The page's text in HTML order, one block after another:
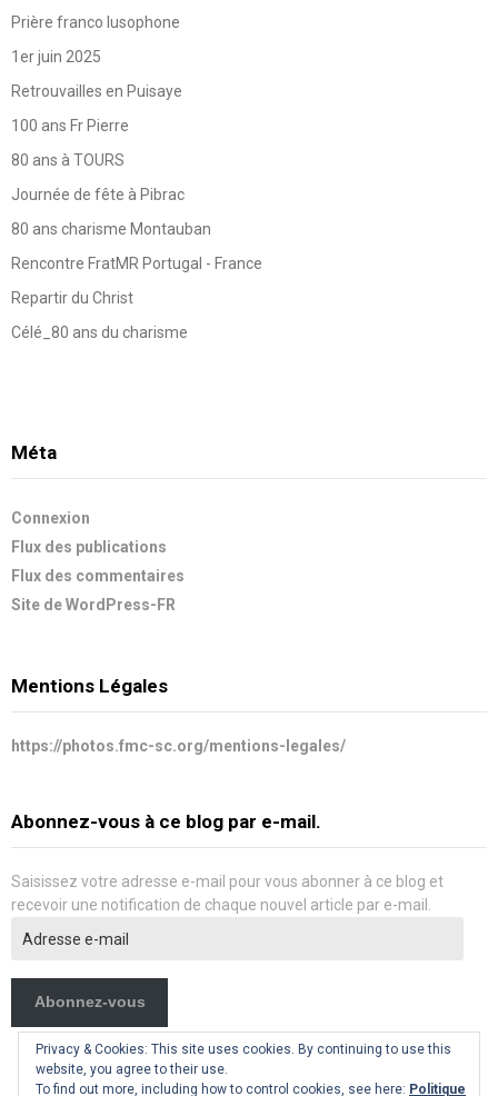
Prière franco lusophone
1er juin 2025
Retrouvailles en Puisaye
100 ans Fr Pierre
80 ans à TOURS
Journée de fête à Pibrac
80 ans charisme Montauban
Rencontre FratMR Portugal - France
Repartir du Christ
Célé_80 ans du charisme
Méta
Connexion
Flux des publications
Flux des commentaires
Site de WordPress-FR
Mentions Légales
https://photos.fmc-sc.org/mentions-legales/
Abonnez-vous à ce blog par e-mail.
Saisissez votre adresse e-mail pour vous abonner à ce blog et
recevoir une notification de chaque nouvel article par e-mail.
e-
Abonnez-vous
Privacy & Cookies: This site uses cookies. By continuing to use this
website, you agree to their use.
To find out more, including how to control cookies, see here: Politique